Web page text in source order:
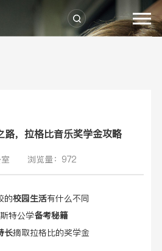
路，拉格比音乐奖学金攻略
浏览量：972
的校园生活有什么不同
特公学备考秘籍
长摘取拉格比的奖学金